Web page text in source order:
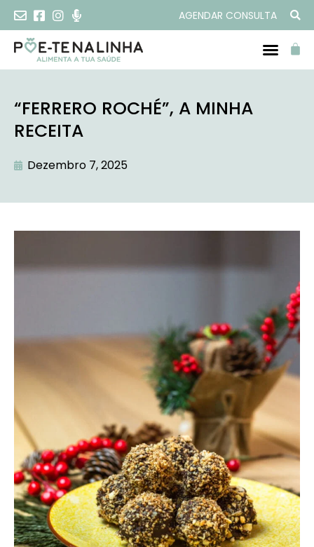
AGENDAR CONSULTA
“FERRERO ROCHÉ”, A MINHA
RECEITA
Dezembro 7, 2025